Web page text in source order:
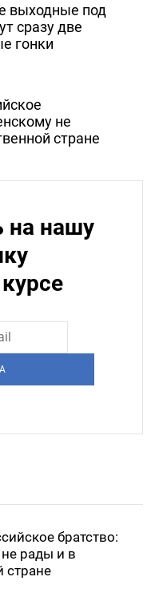
выходные под
сразу две
гонки
не
стране
на нашу
братство:
рады и в
стране